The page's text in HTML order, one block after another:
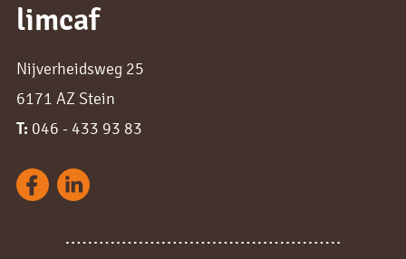
limcaf
Nijverheidsweg 25
6171 AZ Stein
T: 046 - 433 93 83